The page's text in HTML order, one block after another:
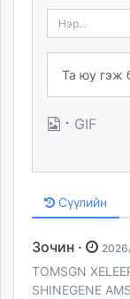
· GIF
Сүүлийн
Зочин ·
TOMSGN
SHINEGENE